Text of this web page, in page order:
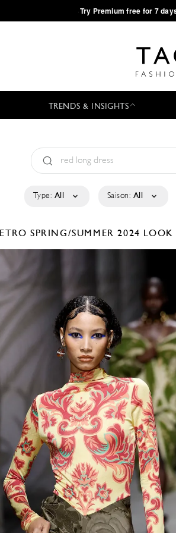
·Try Premium free for 7
TRENDS & INSIGHTS
Type: All Saison: All
ETROSPRING/SUMMER 2024 LOOK